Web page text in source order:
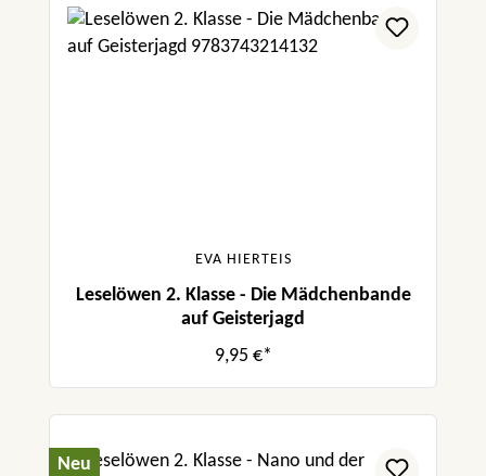
EVA HIERTEIS
Leselöwen 2. Klasse - Die Mädchenbande
auf Geisterjagd
9,95 €*
Neu